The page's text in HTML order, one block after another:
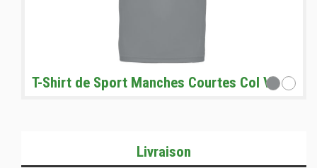
T-Shirt de Sport Manches Courtes Col V
Livraison